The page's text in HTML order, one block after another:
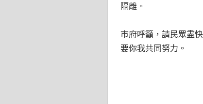
隔離。
市府呼籲，請民眾盡
要你我共同努力。